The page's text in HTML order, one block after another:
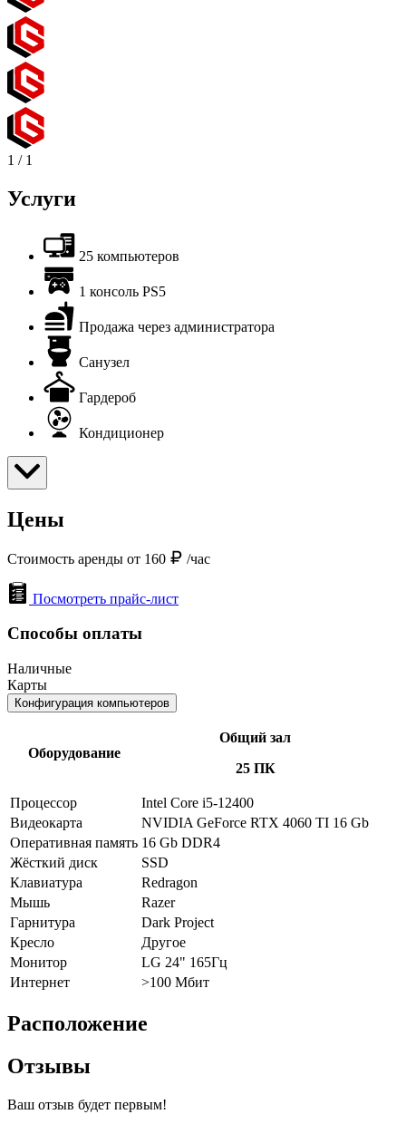
1 / 1
Услуги
25 компьютеров
1 консоль PS5
Продажа через администратора
Санузел
Гардероб
Кондиционер
Цены
Стоимость аренды от 160 /час
Посмотреть прайс-лист
Способы оплаты
Наличные
Карты
Конфигурация компьютеров
Оборудование
Общий зал
25 ПК
Процессор
Intel Core i5-12400
Видеокарта
NVIDIA GeForce RTX 4060 TI 16 Gb
Оперативная память 16 Gb DDR4
Жёсткий диск
SSD
Клавиатура
Redragon
Мышь
Razer
Гарнитура
Dark Project
Кресло
Другое
Монитор
LG 24" 165Гц
Интернет
>100 Мбит
Расположение
Отзывы
Ваш отзыв будет первым!